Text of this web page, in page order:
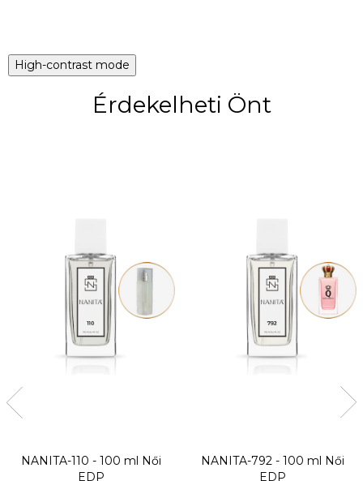
High-contrast mode
Érdekelheti Önt
NANITA-110 - 100 ml
Női
EDP
NANITA-792 - 100 ml
Női
EDP